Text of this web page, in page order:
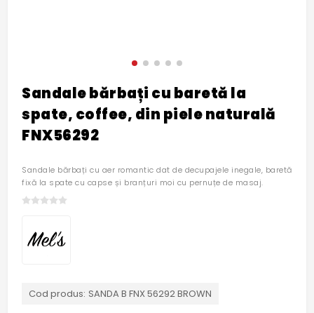
Sandale bărbați cu baretă la
spate, coffee, din piele naturală
FNX56292
Sandale bărbați cu aer romantic dat de decupajele inegale, baretă
fixă la spate cu capse și branțuri moi cu pernuțe de masaj.
Cod produs: SANDA B FNX 56292 BROWN